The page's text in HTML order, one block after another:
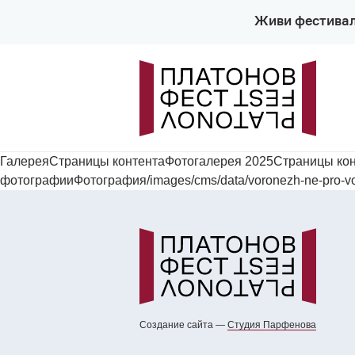
Живи
ГалереяСтраницы контентаФотогалерея 2025Страницы
фотографииФотография/images/cms/data/voronezh-ne-pro-
Создание сайта — Cтудия Парфенова